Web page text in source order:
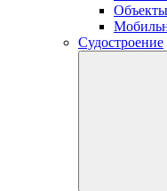
Судостроение